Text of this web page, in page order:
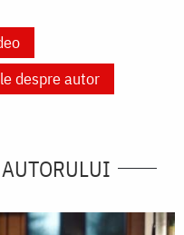
despre autor